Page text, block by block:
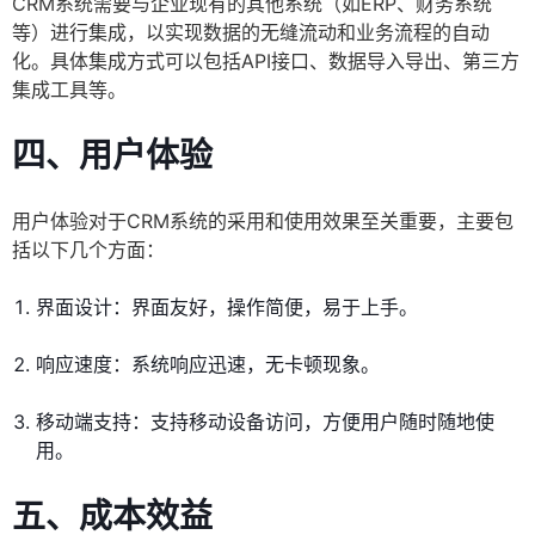
等）进行集成，以实现数据的无缝流动和业务流程的自动
化。具体集成方式可以包括API接口、数据导入导出、第三方
集成工具等。
四、用户体验
用户体验对于CRM系统的采用和使用效果至关重要，主要包
括以下几个方面：
界面设计：界面友好，操作简便，易于上手。
响应速度：系统响应迅速，无卡顿现象。
移动端支持：支持移动设备访问，方便用户随时随地使
用。
五、成本效益